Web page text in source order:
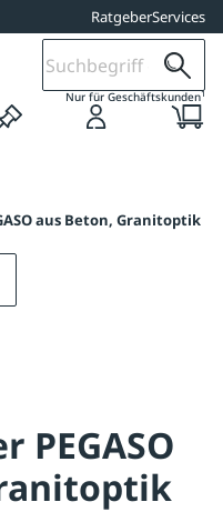
RatgeberServices
Nur für Geschäftskunden1
aus Beton, Granitoptik
PEGASO